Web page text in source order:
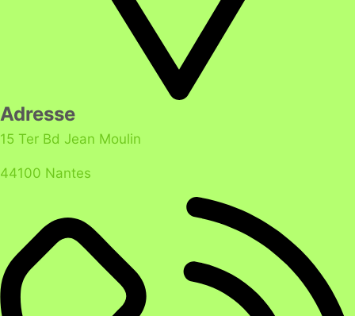
Adresse
15 Ter Bd Jean Moulin
44100 Nantes